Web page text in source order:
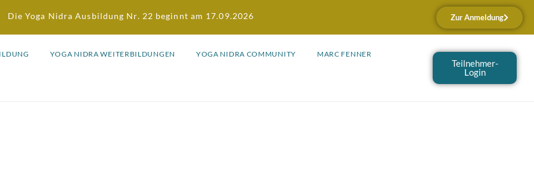
Die Yoga Nidra Ausbildung Nr. 22 beginnt am 17.09.2026 Zur Anmeldung
YOGA NIDRA WEITERBILDUNGEN YOGA NIDRA COMMUNITY MARC FENNER
Teilnehmer-
Login